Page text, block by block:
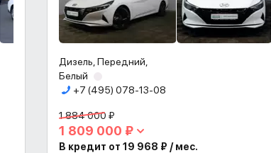
Дизель, Передний,
Белый
+7 (495) 078-13-08
1 884 000 ₽
1 809 000 ₽
В кредит от 19 968 ₽ / мес.